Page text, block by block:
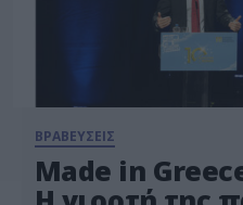
ΒΡΑΒΕΥΣΕΙΣ
Made in